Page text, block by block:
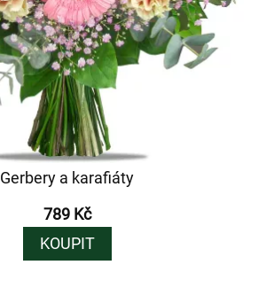
Gerbery a karafiáty
789 Kč
KOUPIT